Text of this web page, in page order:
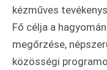
kézműves
Fő célja a
megőrzése,
közösségi